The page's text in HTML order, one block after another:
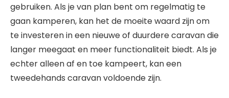
gebruiken. Als je van plan bent om regelmatig te
gaan kamperen, kan het de moeite waard zijn om
te investeren in een nieuwe of duurdere caravan die
langer meegaat en meer functionaliteit biedt. Als je
echter alleen af en toe kampeert, kan een
tweedehands caravan voldoende zijn.